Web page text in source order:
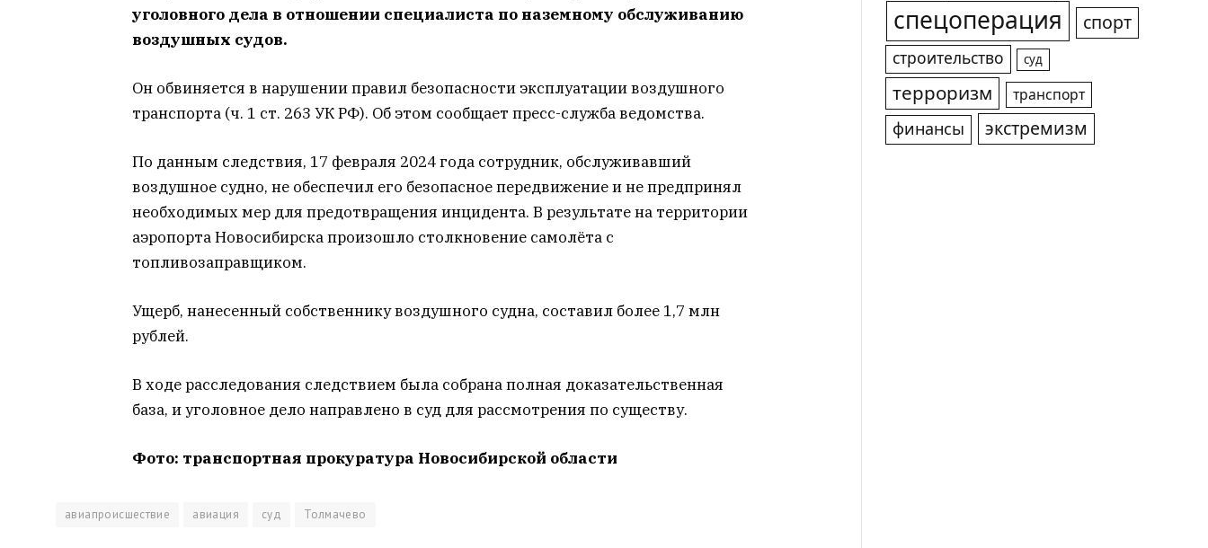
уголовного дела в отношении специалиста по наземному обслуживанию
воздушных судов.
Он обвиняется в нарушении правил безопасности эксплуатации воздушного
транспорта (ч. 1 ст. 263 УК РФ). Об этом сообщает пресс-служба ведомства.
По данным следствия, 17 февраля 2024 года сотрудник, обслуживавший
воздушное судно, не обеспечил его безопасное передвижение и не предпринял
необходимых мер для предотвращения инцидента. В результате на территории
аэропорта Новосибирска произошло столкновение самолёта с
топливозаправщиком.
Ущерб, нанесенный собственнику воздушного судна, составил более 1,7 млн
рублей.
В ходе расследования следствием была собрана полная доказательственная
база, и уголовное дело направлено в суд для рассмотрения по существу.
Фото: транспортная прокуратура Новосибирской области
авиапроисшествие авиация суд Толмачево
спецоперация спорт
строительство суд
терроризм транспорт
финансы экстремизм